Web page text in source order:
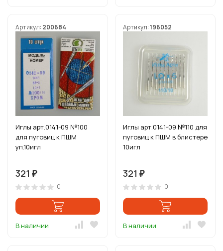
Артикул: 200684
Иглы арт.0141-09 №100
для пуговиц к ПШМ
уп.10игл
321 ₽
0
В наличии
Артикул:196052
Иглы арт.0141-09 №110 для
пуговиц к ПШМ в блистере
10игл
321 ₽
0
В наличии